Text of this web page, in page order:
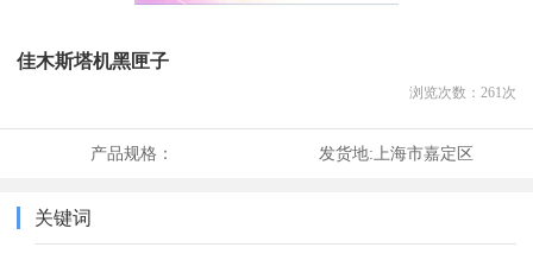
佳木斯塔机黑匣子
浏览次数： 261 次
产品规格： 发货地:上海市嘉定区
关键词